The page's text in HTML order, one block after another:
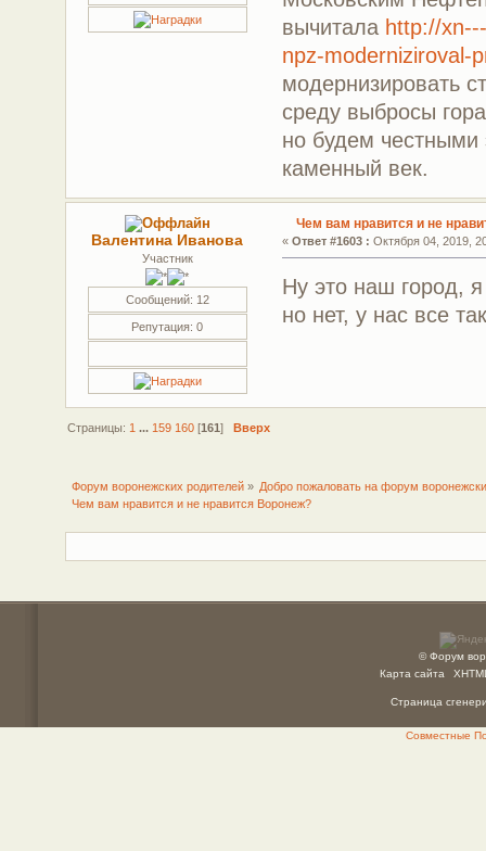
вычитала http://
npz-moderniziroval-
модернизировать
среду выбросы
но будем честными
каменный век.
Валентина Иванова
Участник
Сообщений: 12
Репутация: 0
Чем вам нравится и не
«Ответ #1603 : Октября 04, 2019,
Ну это наш город,
но нет, у нас все
Страницы: 1 ... 159 160[161] Вверх
Форум воронежских родителей» Добро пожаловать на форум
Чем вам нравится и не нравится Воронеж?
© Форум
Карта сайта
Страница
Совместные